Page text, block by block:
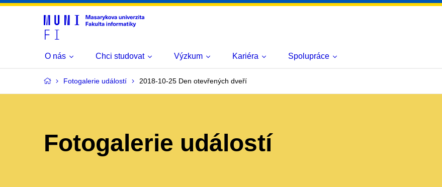
O nás Chci studovat Výzkum Kariéra Spolupráce
Fotogalerie událostí 2018-10-25 Den otevřených dveří
Fotogalerie událostí